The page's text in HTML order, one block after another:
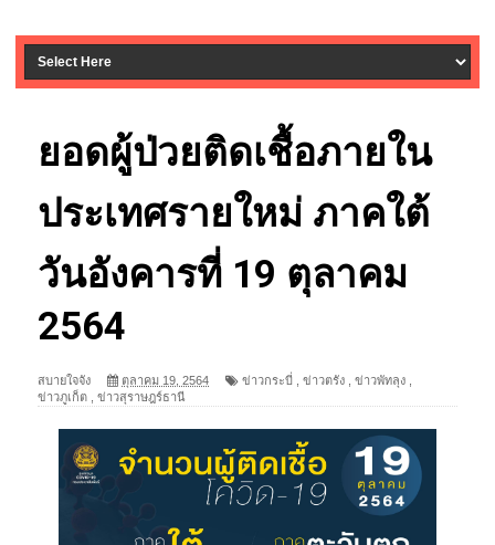
ยอดผู้ป่วยติดเชื้อภายใน
ประเทศรายใหม่ ภาคใต้
วันอังคารที่ 19 ตุลาคม
2564
สบายใจจัง ตุลาคม 19, 2564 ข่าวกระบี่ ข่าวตรัง ข่าวพัทลุง
ข่าวภูเก็ต
ข่าวสุราษฎร์ธานี